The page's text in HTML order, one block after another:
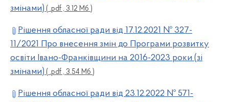
змінами) ( .pdf , 3.12 Мб )
Рішення обласної ради від 17.12.2021 № 327-
11/2021 Про внесення змін до Програми розвитку
освіти Івано-Франківщини на 2016-2023 роки (зі
змінами) ( .pdf , 3.54 Мб )
Рішення обласної ради від 23.12.2022 № 571-